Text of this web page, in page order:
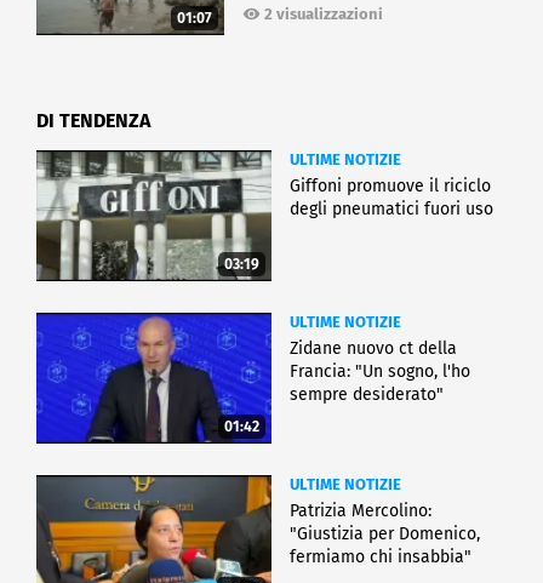
01:07 2 visualizzazioni
DI TENDENZA
03:19
ULTIME NOTIZIE
Giffoni promuove il riciclo
degli pneumatici fuori uso
01:42
ULTIME NOTIZIE
Zidane nuovo ct della
Francia: "Un sogno, l'ho
sempre desiderato"
ULTIME NOTIZIE
Patrizia Mercolino:
"Giustizia per Domenico,
fermiamo chi insabbia"